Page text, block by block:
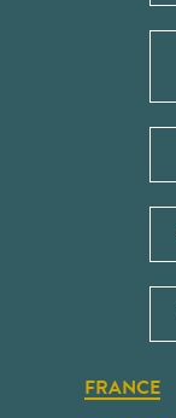
FRANCE